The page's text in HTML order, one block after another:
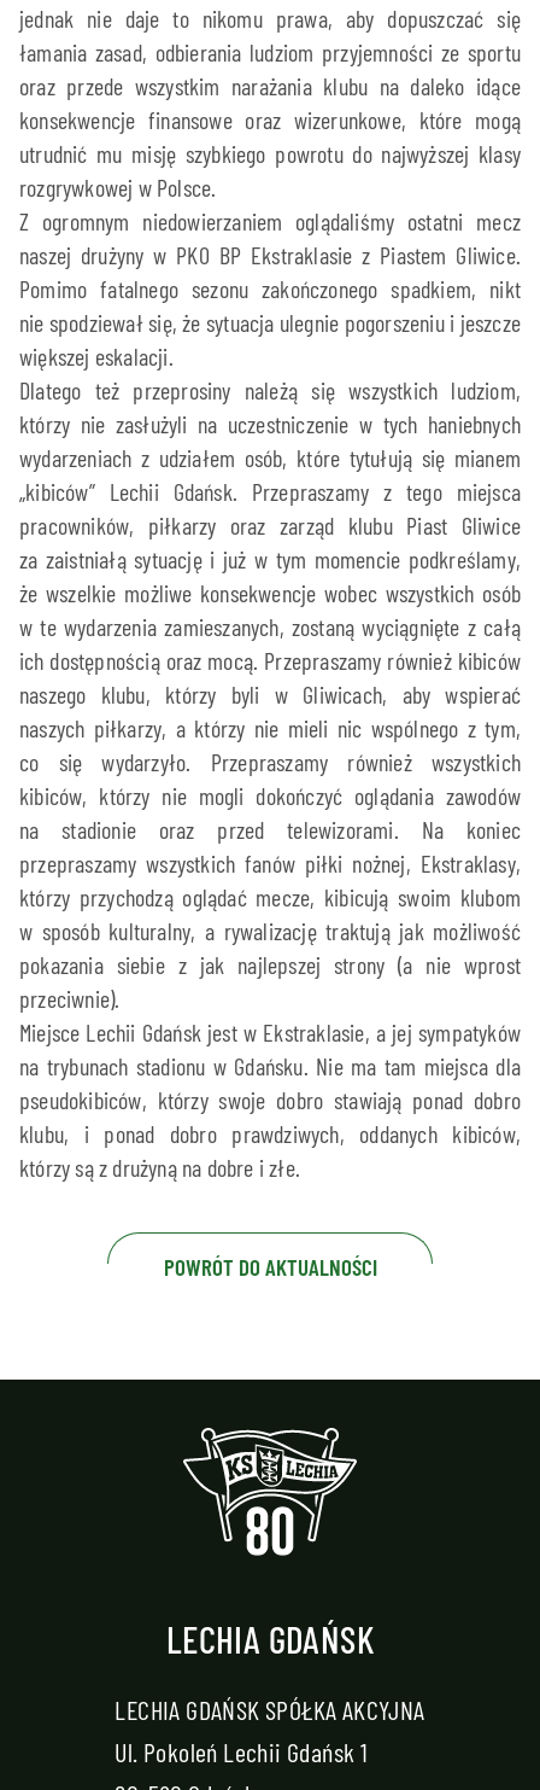
jednak nie daje to nikomu prawa, aby dopuszczać się
łamania zasad, odbierania ludziom przyjemności ze sportu
oraz przede wszystkim narażania klubu na daleko idące
konsekwencje finansowe oraz wizerunkowe, które mogą
utrudnić mu misję szybkiego powrotu do najwyższej klasy
rozgrywkowej w Polsce.
Z ogromnym niedowierzaniem oglądaliśmy ostatni mecz
naszej drużyny w PKO BP Ekstraklasie z Piastem Gliwice.
Pomimo fatalnego sezonu zakończonego spadkiem, nikt
nie spodziewał się, że sytuacja ulegnie pogorszeniu i jeszcze
większej eskalacji.
Dlatego też przeprosiny należą się wszystkich ludziom,
którzy nie zasłużyli na uczestniczenie w tych haniebnych
wydarzeniach z udziałem osób, które tytułują się mianem
„kibiców” Lechii Gdańsk. Przepraszamy z tego miejsca
pracowników, piłkarzy oraz zarząd klubu Piast Gliwice
za zaistniałą sytuację i już w tym momencie podkreślamy,
że wszelkie możliwe konsekwencje wobec wszystkich osób
w te wydarzenia zamieszanych, zostaną wyciągnięte z całą
ich dostępnością oraz mocą. Przepraszamy również kibiców
naszego klubu, którzy byli w Gliwicach, aby wspierać
naszych piłkarzy, a którzy nie mieli nic wspólnego z tym,
co się wydarzyło. Przepraszamy również wszystkich
kibiców, którzy nie mogli dokończyć oglądania zawodów
na stadionie oraz przed telewizorami. Na koniec
przepraszamy wszystkich fanów piłki nożnej, Ekstraklasy,
którzy przychodzą oglądać mecze, kibicują swoim klubom
w sposób kulturalny, a rywalizację traktują jak możliwość
pokazania siebie z jak najlepszej strony (a nie wprost
przeciwnie).
Miejsce Lechii Gdańsk jest w Ekstraklasie, a jej sympatyków
na trybunach stadionu w Gdańsku. Nie ma tam miejsca dla
pseudokibiców, którzy swoje dobro stawiają ponad dobro
klubu, i ponad dobro prawdziwych, oddanych kibiców,
którzy są z drużyną na dobre i złe.
POWRÓT DO AKTUALNOŚCI
LECHIA GDAŃSK
LECHIA GDAŃSK SPÓŁKA AKCYJNA
Ul. Pokoleń Lechii Gdańsk 1